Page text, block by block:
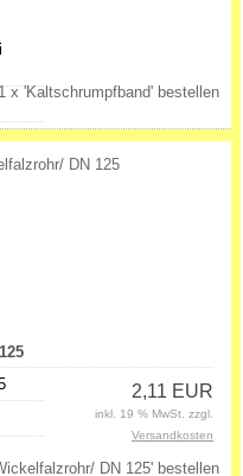
2,11 EUR
inkl. 19 % MwSt. zzgl.
Versandkosten